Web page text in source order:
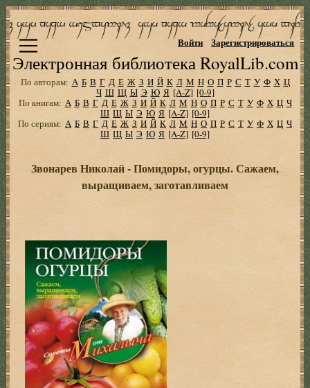
Электронная библиотека RoyalLib.com
Войти Зарегистрироваться
По авторам: А Б В Г Д Е Ж З И Й К Л М Н О П Р С Т У Ф Х Ц
Ч Ш Щ Ы Э Ю Я [A-Z] [0-9]
По книгам: А Б В Г Д Е Ж З И Й К Л М Н О П Р С Т У Ф Х Ц Ч
Ш Щ Ы Э Ю Я [A-Z] [0-9]
По сериям: А Б В Г Д Е Ж З И Й К Л М Н О П Р С Т У Ф Х Ц Ч
Ш Щ Ы Э Ю Я [A-Z] [0-9]
Звонарев Николай - Помидоры, огурцы. Сажаем,
выращиваем, заготавливаем